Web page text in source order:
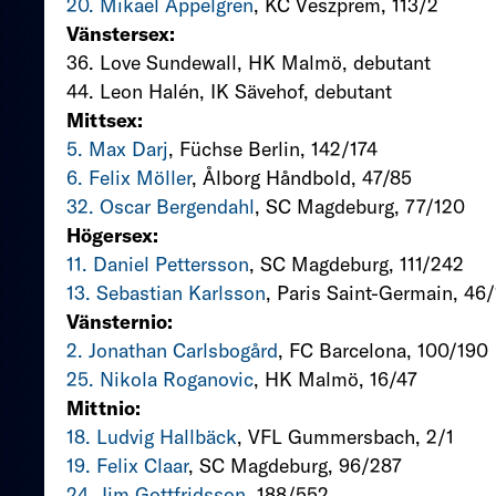
20. Mikael Appelgren, KC Veszprem, 113/2
Vänstersex:
36. Love Sundewall, HK Malmö, debutant
44. Leon Halén, IK Sävehof, debutant
Mittsex:
5. Max Darj, Füchse Berlin, 142/174
6. Felix Möller, Ålborg Håndbold, 47/85
32. Oscar Bergendahl, SC Magdeburg, 77/120
Högersex:
11. Daniel Pettersson, SC Magdeburg, 111/242
13. Sebastian Karlsson, Paris Saint-Germain, 46/
Vänsternio:
2. Jonathan Carlsbogård, FC Barcelona, 100/190
25. Nikola Roganovic, HK Malmö, 16/47
Mittnio:
18. Ludvig Hallbäck, VFL Gummersbach, 2/1
19. Felix Claar, SC Magdeburg, 96/287